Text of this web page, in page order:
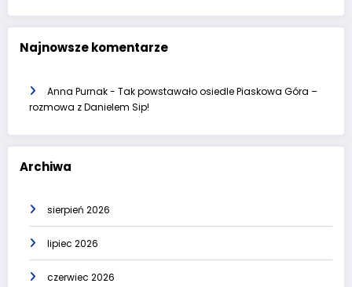
Najnowsze komentarze
Anna Purnak- Tak powstawało osiedle Piaskowa Góra –
rozmowa z Danielem Sip!
Archiwa
sierpień 2026
lipiec 2026
czerwiec 2026